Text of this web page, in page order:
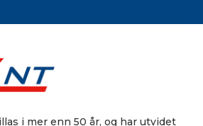
i mer enn 50 år, og har utvidet